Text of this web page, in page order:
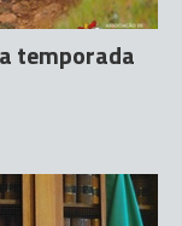
temporada